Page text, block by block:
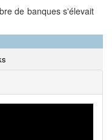
de banques s'élevait